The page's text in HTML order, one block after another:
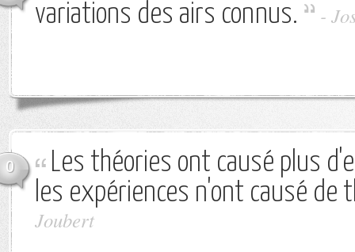
variations des airs connus.
-
0
Les théories ont causé plus
les expériences n'ont causé de
Joubert